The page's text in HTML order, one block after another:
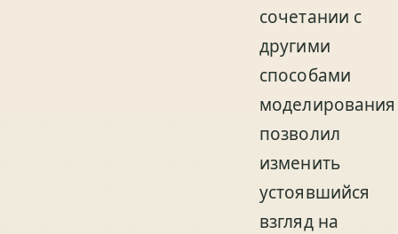
сочетании с
другими
способами
моделирования
позволил
изменить
устоявшийся
взгляд на